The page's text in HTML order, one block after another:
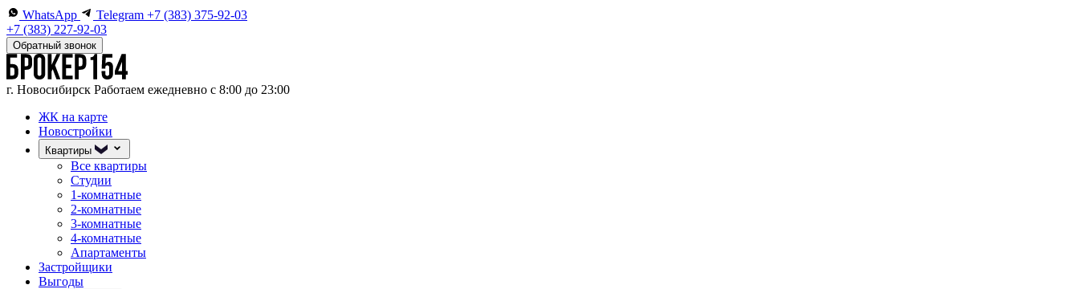
WhatsApp Telegram +7 (383) 375-92-03
+7 (383) 227-92-03
Обратный звонок
г. Новосибирск Работаем ежедневно с 8:00 до 23:00
ЖК на карте
Новостройки
Квартиры
Все квартиры
Студии
1-комнатные
2-комнатные
3-комнатные
4-комнатные
Апартаменты
Застройщики
Выгоды